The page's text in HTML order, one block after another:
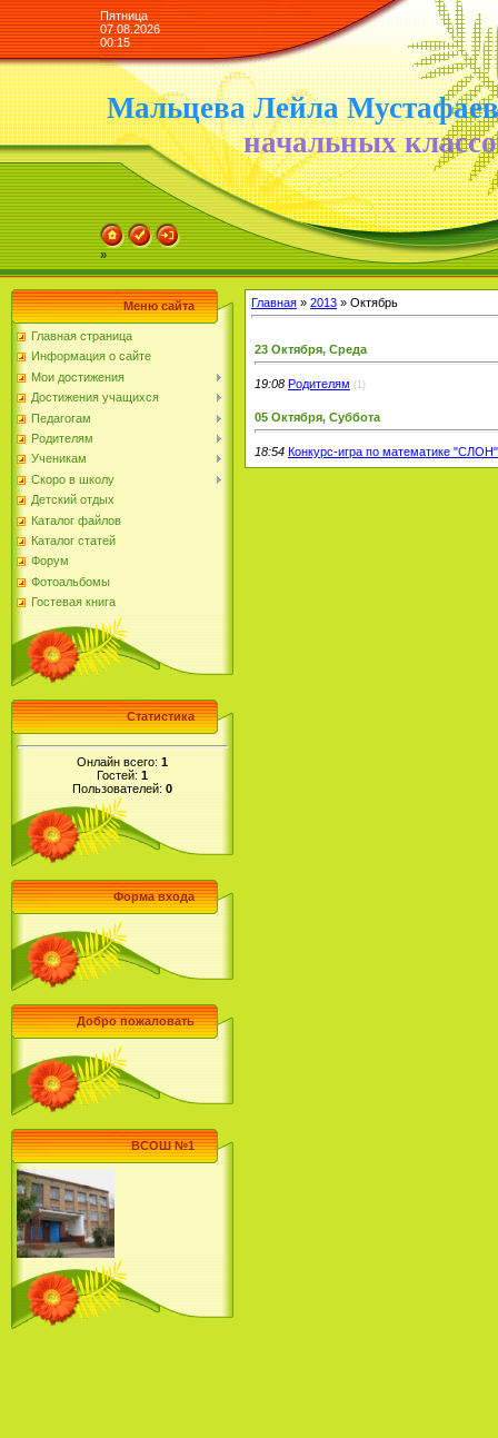
Пятница
07.08.2026
00:15
Мальцева Лейла
начальных
»
Меню сайта
Главная страница
Информация о сайте
Мои достижения
Достижения учащихся
Педагогам
Родителям
Ученикам
Скоро в школу
Детский отдых
Каталог файлов
Каталог статей
Форум
Фотоальбомы
Гостевая книга
Статистика
Онлайн всего: 1
Гостей: 1
Пользователей: 0
Форма входа
Добро пожаловать
ВСОШ №1
Главная » 2013 » Октябрь
23 Октября, Среда
19:08 Родителям (1)
05 Октября, Суббота
18:54 Конкурс-игра по математике "СЛОН"